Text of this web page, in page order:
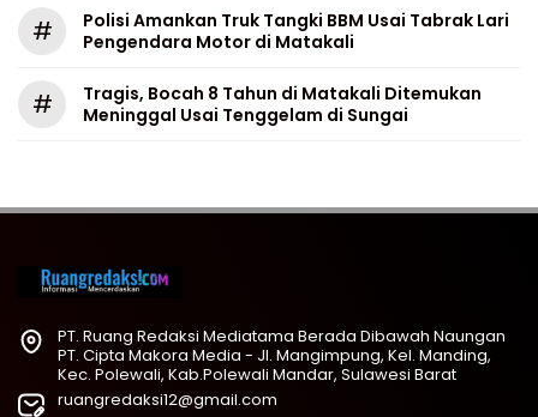
#
Polisi Amankan Truk Tangki BBM Usai Tabrak Lari
Pengendara Motor di Matakali
#
Tragis, Bocah 8 Tahun di Matakali Ditemukan
Meninggal Usai Tenggelam di Sungai
PT. Ruang Redaksi Mediatama Berada Dibawah Naungan
PT. Cipta Makora Media - Jl. Mangimpung, Kel. Manding,
Kec. Polewali, Kab.Polewali Mandar, Sulawesi Barat
ruangredaksi12@gmail.com